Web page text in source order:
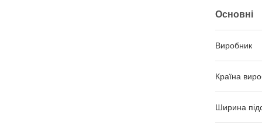
Основні
Виробник
Країна
Ширина